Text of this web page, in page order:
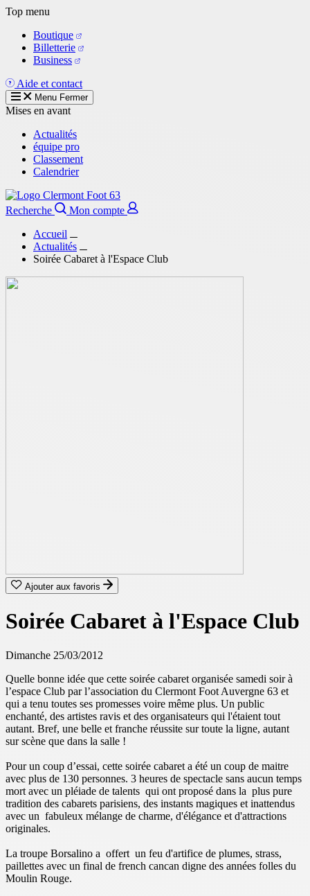
Aller
contenu
principal
Top menu
Boutique
Billetterie
Business
Aide et contact
Menu Fermer
Mises en avant
Actualités
équipe pro
Classement
Calendrier
Recherche
Mon compte
Accueil
Actualités
Soirée Cabaret à l'Espace Club
Ajouter aux favoris
Soirée Cabaret à l'Espace Club
Dimanche 25/03/2012
Quelle bonne idée que cette soirée cabaret organisée samedi soir à
l’espace Club par l’association du Clermont Foot Auvergne 63 et
qui a tenu toutes ses promesses voire même plus. Un public
enchanté, des artistes ravis et des organisateurs qui l'étaient tout
autant. Bref, une belle et franche réussite sur toute la ligne, autant
sur scène que dans la salle !
Pour un coup d’essai, cette soirée cabaret a été un coup de maitre
avec plus de 130 personnes. 3 heures de spectacle sans aucun temps
mort avec un pléiade de talents qui ont proposé dans la plus pure
tradition des cabarets parisiens, des instants magiques et inattendus
avec un fabuleux mélange de charme, d'élégance et d'attractions
originales.
La troupe Borsalino a offert un feu d'artifice de plumes, strass,
paillettes avec un final de french cancan digne des années folles du
Moulin Rouge.